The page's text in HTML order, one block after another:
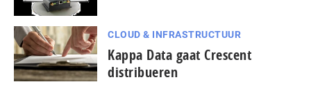
CLOUD & INFRASTRUCTUUR
Kappa Data gaat Crescent
distribueren